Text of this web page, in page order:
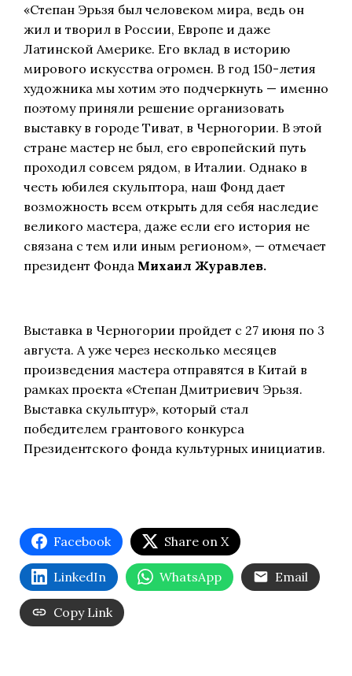
«Степан Эрьзя был человеком мира, ведь он
жил и творил в России, Европе и даже
Латинской Америке. Его вклад в историю
мирового искусства огромен. В год 150-летия
художника мы хотим это подчеркнуть — именно
поэтому приняли решение организовать
выставку в городе Тиват, в Черногории. В этой
стране мастер не был, его европейский путь
проходил совсем рядом, в Италии. Однако в
честь юбилея скульптора, наш Фонд дает
возможность всем открыть для себя наследие
великого мастера, даже если его история не
связана с тем или иным регионом», — отмечает
президент Фонда Михаил Журавлев.
Выставка в Черногории пройдет с 27 июня по 3
августа. А уже через несколько месяцев
произведения мастера отправятся в Китай в
рамках проекта «Степан Дмитриевич Эрьзя.
Выставка скульптур», который стал
победителем грантового конкурса
Президентского фонда культурных инициатив.
Facebook Share on X
LinkedIn WhatsApp Email
Copy Link